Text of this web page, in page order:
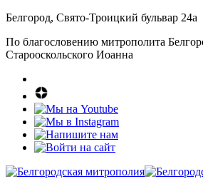
Белгород, Свято-Троицкий бульвар 24а
По благословению митрополита
Старооскольского Иоанна